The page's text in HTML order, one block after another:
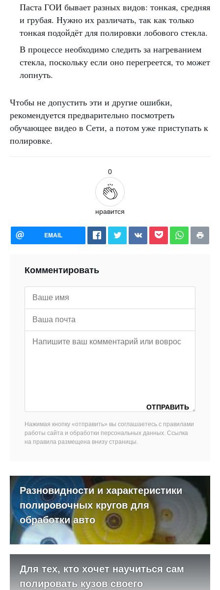
Паста ГОИ бывает разных видов: тонкая, средняя
и грубая. Нужно их различать, так как только
тонкая подойдёт для полировки лобового стекла.
В процессе необходимо следить за нагреванием
стекла, поскольку если оно перегреется, то может
лопнуть.
Чтобы не допустить эти и другие ошибки,
рекомендуется предварительно посмотреть
обучающее видео в Сети, а потом уже приступать к
полировке.
0
нравится
EMAIL
Комментировать
Нажимая кнопку «отправить» вы соглашаетесь с правилами
работы сайта и обработки персональных данных. Ссылка
на правила размещена внизу страницы.
Разновидности и характеристики
полировочных кругов для
обработки авто
Для тех, кто хочет научиться сам
полировать кузов своего